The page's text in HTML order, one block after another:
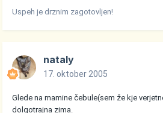
Uspeh je drznim zagotovljen!
nataly
17. oktober 2005
Glede na mamine čebule(sem že kje
dolgotrajna zima.